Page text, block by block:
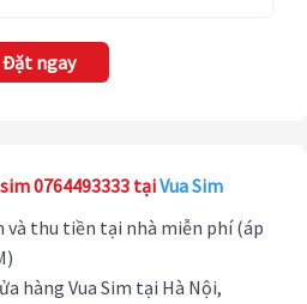
Đặt ngay
0764493333 tạiVua Sim
và thu tiền tại nhà miễn phí (áp
hàng Vua Sim tại Hà Nội,